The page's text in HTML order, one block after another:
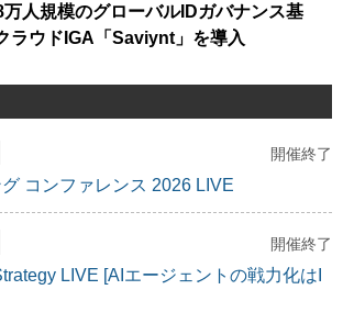
人規模のグローバルIDガバナンス基
ラウドIGA「Saviynt」を導入
開催終了
コンファレンス 2026 LIVE
開催終了
LIVE [AIエージェントの戦力化はI